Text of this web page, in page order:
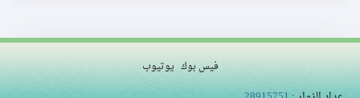
فيس بوك يوتيوب